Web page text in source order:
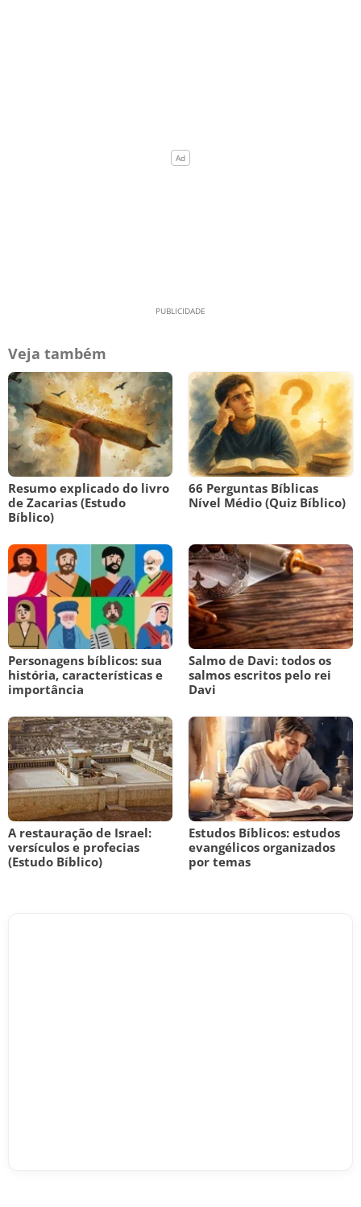
Veja também
Resumo explicado do livro
de Zacarias (Estudo
Bíblico)
66 Perguntas Bíblicas
Nível Médio (Quiz Bíblico)
Personagens bíblicos: sua
história, características e
importância
Salmo de Davi: todos os
salmos escritos pelo rei
Davi
A restauração de Israel:
versículos e profecias
(Estudo Bíblico)
Estudos Bíblicos: estudos
evangélicos organizados
por temas